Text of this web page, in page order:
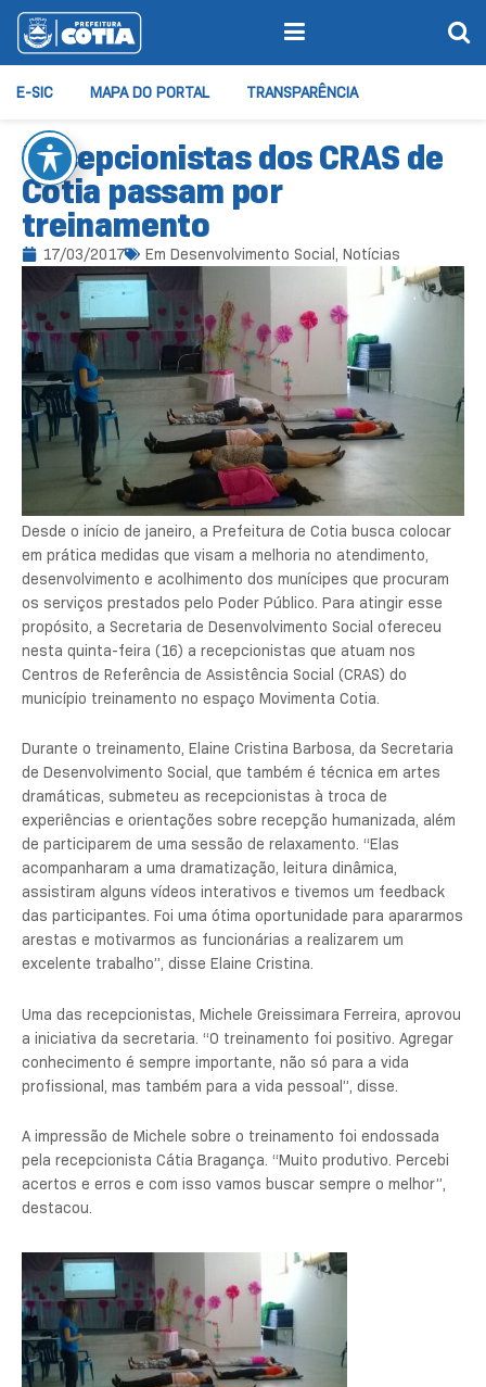
E-SIC MAPA DO PORTAL TRANSPARÊNCIA
Recepcionistas dos CRAS de
Cotia passam por
treinamento
17/03/2017 Em Desenvolvimento Social, Notícias
Desde o início de janeiro, a Prefeitura de Cotia busca colocar
em prática medidas que visam a melhoria no atendimento,
desenvolvimento e acolhimento dos munícipes que procuram
os serviços prestados pelo Poder Público. Para atingir esse
propósito, a Secretaria de Desenvolvimento Social ofereceu
nesta quinta-feira (16) a recepcionistas que atuam nos
Centros de Referência de Assistência Social (CRAS) do
município treinamento no espaço Movimenta Cotia.
Durante o treinamento, Elaine Cristina Barbosa, da Secretaria
de Desenvolvimento Social, que também é técnica em artes
dramáticas, submeteu as recepcionistas à troca de
experiências e orientações sobre recepção humanizada, além
de participarem de uma sessão de relaxamento. “Elas
acompanharam a uma dramatização, leitura dinâmica,
assistiram alguns vídeos interativos e tivemos um feedback
das participantes. Foi uma ótima oportunidade para apararmos
arestas e motivarmos as funcionárias a realizarem um
excelente trabalho”, disse Elaine Cristina.
Uma das recepcionistas, Michele Greissimara Ferreira, aprovou
a iniciativa da secretaria. “O treinamento foi positivo. Agregar
conhecimento é sempre importante, não só para a vida
profissional, mas também para a vida pessoal”, disse.
A impressão de Michele sobre o treinamento foi endossada
pela recepcionista Cátia Bragança. “Muito produtivo. Percebi
acertos e erros e com isso vamos buscar sempre o melhor”,
destacou.